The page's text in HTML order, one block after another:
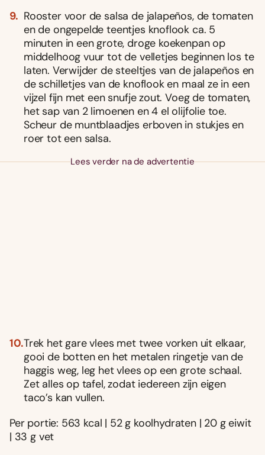
Rooster voor de salsa de jalapeños, de tomaten
en de ongepelde teentjes knoflook ca. 5
minuten in een grote, droge koekenpan op
middelhoog vuur tot de velletjes beginnen los te
laten. Verwijder de steeltjes van de jalapeños en
de schilletjes van de knoflook en maal ze in een
vijzel fijn met een snufje zout. Voeg de tomaten,
het sap van 2 limoenen en 4 el olijfolie toe.
Scheur de muntblaadjes erboven in stukjes en
roer tot een salsa.
Lees verder na de advertentie
Trek het gare vlees met twee vorken uit elkaar,
gooi de botten en het metalen ringetje van de
haggis weg, leg het vlees op een grote schaal.
Zet alles op tafel, zodat iedereen zijn eigen
taco’s kan vullen.
Per portie: 563 kcal | 52 g koolhydraten | 20 g eiwit
| 33 g vet